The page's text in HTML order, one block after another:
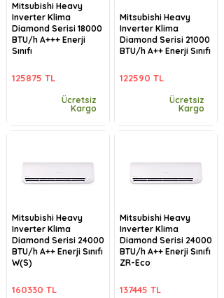
Mitsubishi Heavy
Inverter Klima
Diamond Serisi 18000
BTU/h A+++ Enerji
Sınıfı
125875 TL
Ücretsiz
Kargo
Mitsubishi Heavy
Inverter Klima
Diamond Serisi 24000
BTU/h A++ Enerji Sınıfı
W(S)
160330 TL
Mitsubishi Heavy
Inverter Klima
Diamond Serisi 21000
BTU/h A++ Enerji Sınıfı
122590 TL
Ücretsiz
Kargo
Mitsubishi Heavy
Inverter Klima
Diamond Serisi 24000
BTU/h A++ Enerji Sınıfı
ZR-Eco
137445 TL